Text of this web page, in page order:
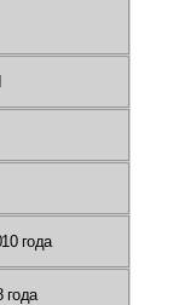
года
года